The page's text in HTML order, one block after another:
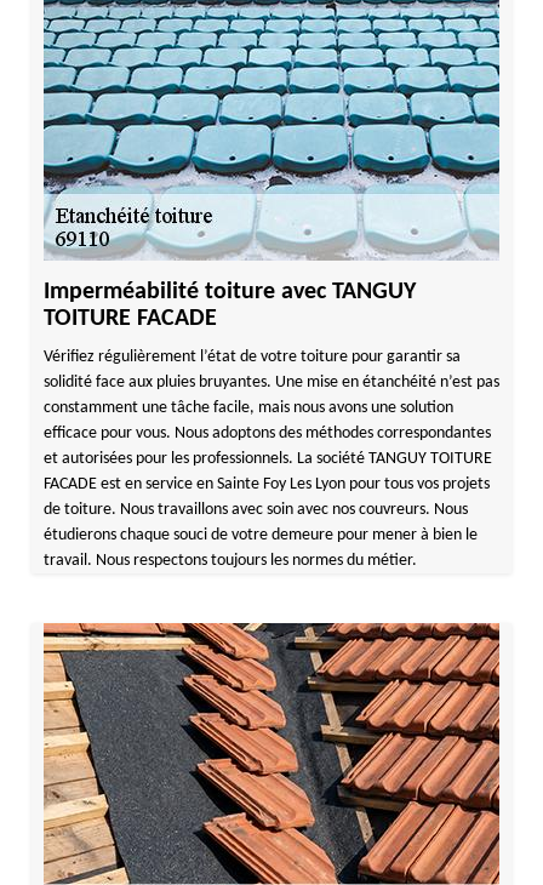
Imperméabilité toiture avec TANGUY
TOITURE FACADE
Vérifiez régulièrement l’état de votre toiture pour garantir sa
solidité face aux pluies bruyantes. Une mise en étanchéité n’est pas
constamment une tâche facile, mais nous avons une solution
efficace pour vous. Nous adoptons des méthodes correspondantes
et autorisées pour les professionnels. La société TANGUY TOITURE
FACADE est en service en Sainte Foy Les Lyon pour tous vos projets
de toiture. Nous travaillons avec soin avec nos couvreurs. Nous
étudierons chaque souci de votre demeure pour mener à bien le
travail. Nous respectons toujours les normes du métier.